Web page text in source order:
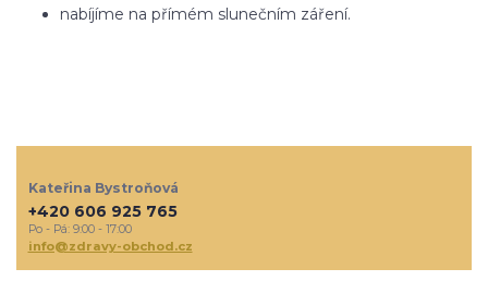
nabíjíme na přímém slunečním záření.
Kateřina Bystroňová
+420 606 925 765
Po - Pá: 9:00 - 17:00
info@zdravy-obchod.cz